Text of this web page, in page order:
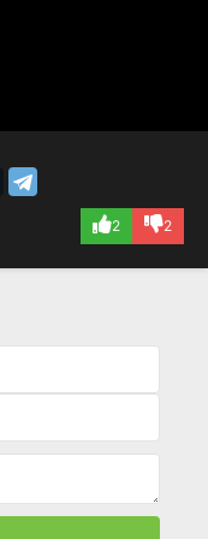
2 2